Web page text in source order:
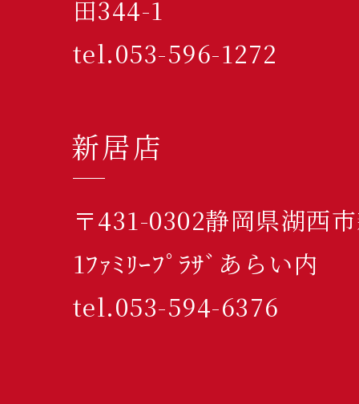
田344-1
tel.053-596-1272
新居店
〒431-0302静岡県湖西
1ﾌｧﾐﾘｰﾌﾟﾗｻﾞあらい内
tel.053-594-6376